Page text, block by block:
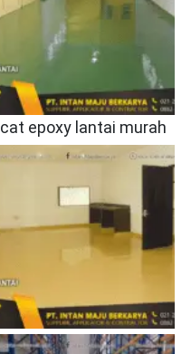
cat epoxy lantai murah